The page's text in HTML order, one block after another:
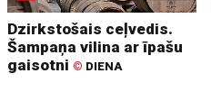
Dzirkstošais ceļvedis.
Šampaņa vilina ar īpašu
gaisotni © DIENA